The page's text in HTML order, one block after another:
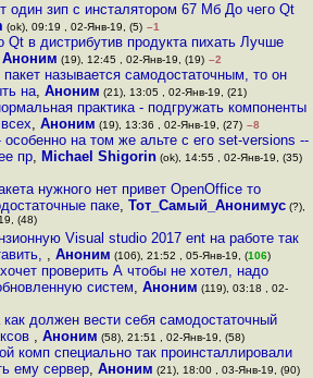
один зип с инсталятором 67 Мб До чего Qt
(ok), 09:19 , 02-Янв-19, (5) –1
Qt в дистрибутив продукта пихать Лучше
Аноним (19), 12:45 , 02-Янв-19, (19) –2
называется самодостаточным, то он
на, Аноним (21), 13:05 , 02-Янв-19, (21)
практика - подгружать компоненты
,Аноним (19), 13:36 , 02-Янв-19, (27) –8
особенно на том же альте с его set-versions --
пр, Michael Shigorin(ok), 14:55 , 02-Янв-19, (35)
нужного нет привет OpenOffice то
паке, Тот_Самый_Анонимус(?),
(48)
Visual studio 2017 ent на работе так
, Аноним (106), 21:52 , 05-Янв-19, (106)
проверить А чтобы не хотел, надо
систем, Аноним (119), 03:18 , 02-
как должен вести себя самодостаточный
,Аноним (58), 21:51 , 02-Янв-19, (58)
комп специально так проинсталлировали
ему сервер, Аноним (21), 18:00 , 03-Янв-19, (90)